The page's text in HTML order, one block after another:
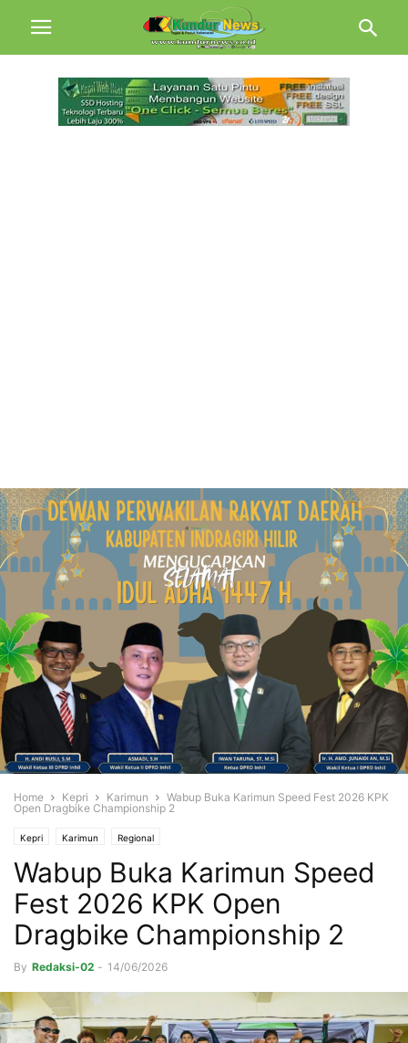
Home Kepri Karimun
Wabup Buka Karimun Speed Fest 2026 KPK
Open Dragbike Championship 2
Kepri Karimun Regional
Wabup Buka Karimun Speed
Fest 2026 KPK Open
Dragbike Championship 2
By Redaksi-02 - 14/06/2026